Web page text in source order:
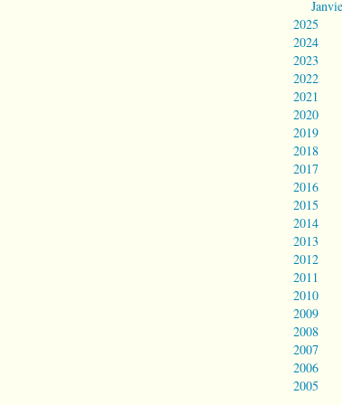
2025
2024
2023
2022
2021
2020
2019
2018
2017
2016
2015
2014
2013
2012
2011
2010
2009
2008
2007
2006
2005